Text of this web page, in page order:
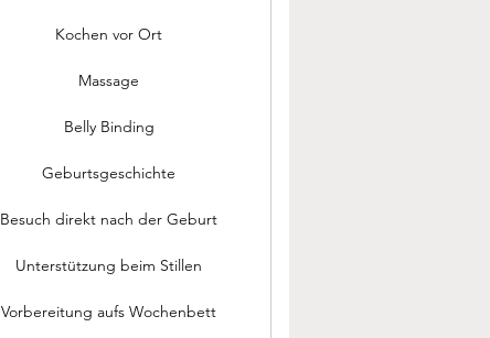
Kochen vor Ort
Massage
Belly Binding
Geburtsgeschichte
Besuch direkt nach der Geburt
Unterstützung beim Stillen
Vorbereitung aufs Wochenbett